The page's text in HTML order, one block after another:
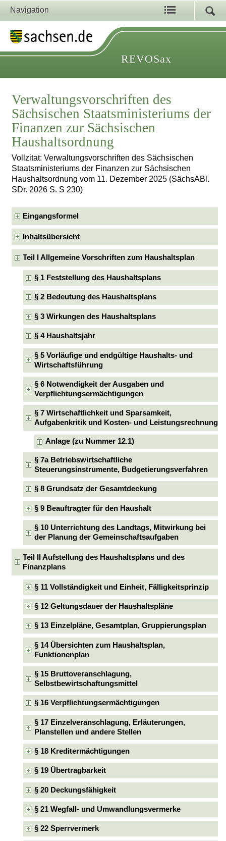
Navigation
REVOSax
Verwaltungsvorschriften des
Sächsischen Staatsministeriums der
Finanzen zur Sächsischen
Haushaltsordnung
Vollzitat: Verwaltungsvorschriften des Sächsischen
Staatsministeriums der Finanzen zur Sächsischen
Haushaltsordnung vom 11. Dezember 2025 (SächsABl.
SDr. 2026 S. S 230)
Eingangsformel
Inhaltsübersicht
Teil I Allgemeine Vorschriften zum Haushaltsplan
§ 1 Feststellung des Haushaltsplans
§ 2 Bedeutung des Haushaltsplans
§ 3 Wirkungen des Haushaltsplans
§ 4 Haushaltsjahr
§ 5 Vorläufige und endgültige Haushalts- und
Wirtschaftsführung
§ 6 Notwendigkeit der Ausgaben und
Verpflichtungsermächtigungen
§ 7 Wirtschaftlichkeit und Sparsamkeit,
Aufgabenkritik und Kosten- und Leistungsrechnung
Anlage (zu Nummer 12.1)
§ 7a Betriebswirtschaftliche
Steuerungsinstrumente, Budgetierungsverfahren
§ 8 Grundsatz der Gesamtdeckung
§ 9 Beauftragter für den Haushalt
§ 10 Unterrichtung des Landtags, Mitwirkung bei
der Planung der Gemeinschaftsaufgaben
Teil II Aufstellung des Haushaltsplans und des
Finanzplans
§ 11 Vollständigkeit und Einheit, Fälligkeitsprinzip
§ 12 Geltungsdauer der Haushaltspläne
§ 13 Einzelpläne, Gesamtplan, Gruppierungsplan
§ 14 Übersichten zum Haushaltsplan,
Funktionenplan
§ 15 Bruttoveranschlagung,
Selbstbewirtschaftungsmittel
§ 16 Verpflichtungsermächtigungen
§ 17 Einzelveranschlagung, Erläuterungen,
Planstellen und andere Stellen
§ 18 Kreditermächtigungen
§ 19 Übertragbarkeit
§ 20 Deckungsfähigkeit
§ 21 Wegfall- und Umwandlungsvermerke
§ 22 Sperrvermerk